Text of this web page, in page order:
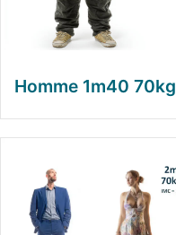
Homme 1m40 70kg